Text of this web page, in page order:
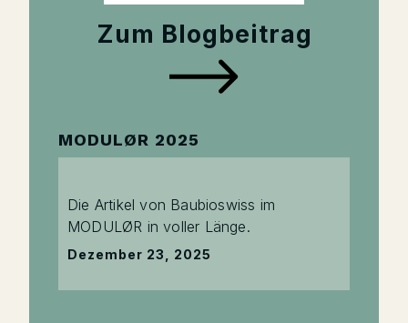
Zum Blogbeitrag
MODULØR 2025
Die Artikel von Baubioswiss im
MODULØR in voller Länge.
Dezember 23, 2025